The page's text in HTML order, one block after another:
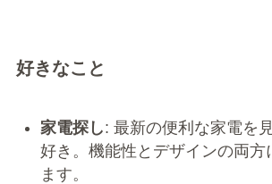
好きなこと
家電探し: 最新の便利な家電を
好き。機能性とデザインの両方
ます。